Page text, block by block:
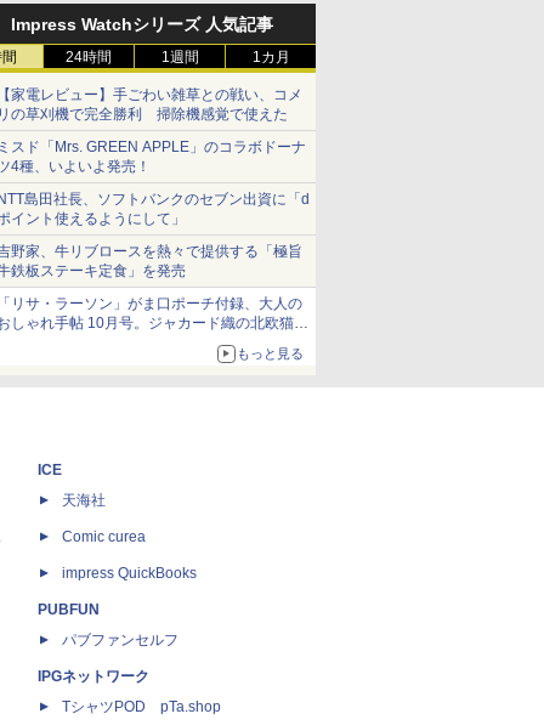
Impress Watchシリーズ 人気記事
24時間 1週間 1カ月
家電レビュー】手ごわい雑草との戦い、コメ
の草刈機で完全勝利 掃除機感覚で使えた
スド「Mrs. GREEN APPLE」のコラボドーナ
4種、いよいよ発売！
島田社長、ソフトバンクのセブン出資に「d
イント使えるようにして」
野家、牛リブロースを熱々で提供する「極旨
鉄板ステーキ定食」を発売
リサ・ラーソン」がま口ポーチ付録、大人の
しゃれ手帖 10月号。ジャカード織の北欧猫デ
もっと見る
ICE
天海社
Comic curea
impress QuickBooks
PUBFUN
パブファンセルフ
IPGネットワーク
TシャツPOD pTa.shop